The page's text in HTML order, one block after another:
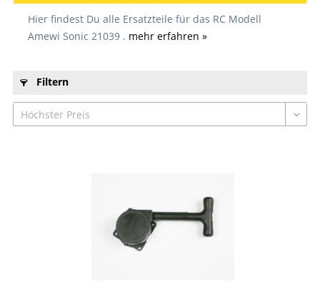
Hier findest Du alle Ersatzteile für das RC Modell
Amewi Sonic 21039 . mehr erfahren »
Filtern